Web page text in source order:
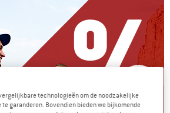
technologieën om de noodzakelijke
garanderen. Bovendien bieden we bijkomende